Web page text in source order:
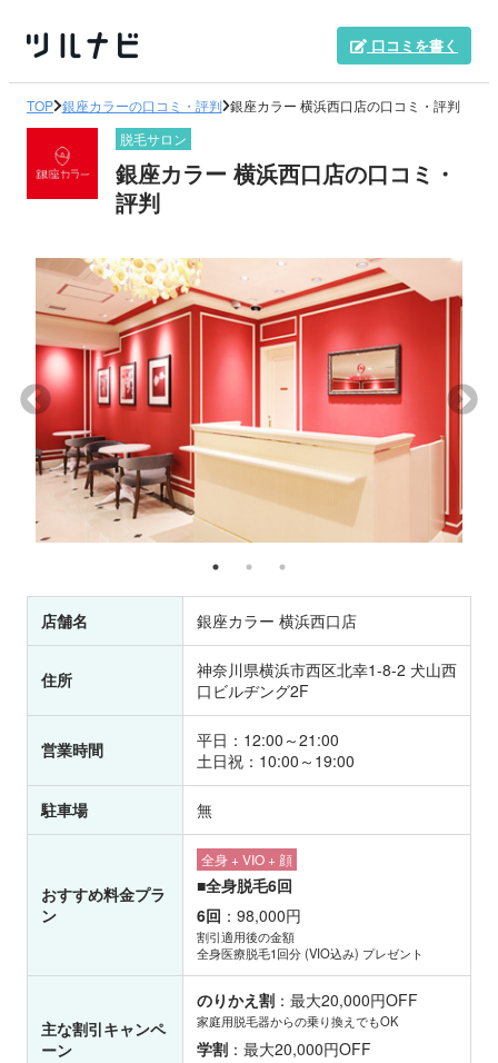
口コミを書く
TOP 銀座カラーの口コミ・評判 銀座カラー 横浜西口店の口コミ・評判
脱毛サロン
銀座カラー 横浜西口店の口コミ・
評判
店舗名 銀座カラー 横浜西口店
住所
神奈川県横浜市西区北幸1-8-2 犬山西
口ビルヂング2F
営業時間
平日：12:00～21:00
土日祝：10:00～19:00
駐車場 無
おすすめ料金プラ
ン
全身 + VIO + 顔
■全身脱毛6回
6回 ：98,000円
割引適用後の金額
全身医療脱毛1回分 (VIO込み) プレゼント
主な割引キャンペ
ーン
のりかえ割 ：最大20,000円OFF
家庭用脱毛器からの乗り換えでもOK
学割 ：最大20,000円OFF